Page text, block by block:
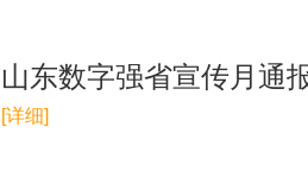
山东数字强省宣传月通
[详细]